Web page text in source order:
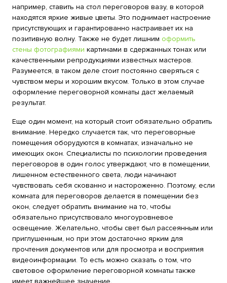
например, ставить на стол переговоров вазу, в которой
находятся яркие живые цветы. Это поднимает настроение
присутствующих и гарантированно настраивает их на
позитивную волну. Также не будет лишним оформить
стены фотографиями картинами в сдержанных тонах или
качественными репродукциями известных мастеров.
Разумеется, в таком деле стоит постоянно сверяться с
чувством меры и хорошим вкусом. Только в этом случае
оформление переговорной комнаты даст желаемый
результат.
Еще один момент, на который стоит обязательно обратить
внимание. Нередко случается так, что переговорные
помещения оборудуются в комнатах, изначально не
имеющих окон. Специалисты по психологии проведения
переговоров в один голос утверждают, что в помещении,
лишенном естественного света, люди начинают
чувствовать себя скованно и настороженно. Поэтому, если
комната для переговоров делается в помещении без
окон, следует обратить внимание на то, чтобы
обязательно присутствовало многоуровневое
освещение. Желательно, чтобы свет был рассеянным или
приглушенным, но при этом достаточно ярким для
прочтения документов или для просмотра и восприятия
видеоинформации. То есть можно сказать о том, что
световое оформление переговорной комнаты также
имеет важнейшее значение.